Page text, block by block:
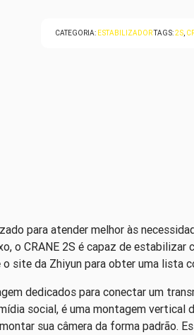
CATEGORIA: ESTABILIZADORTAGS:2S,
para atender melhor às
o CRANE 2S é capaz de
site da Zhiyun para obter uma lista
dedicados para conectar um
social, é uma montagem vertical
sua câmera da forma padrão.